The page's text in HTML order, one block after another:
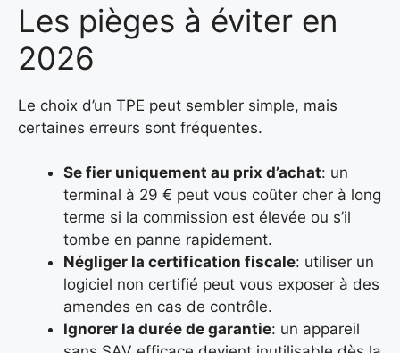
Les pièges à éviter en
2026
Le choix d’un TPE peut sembler simple, mais
certaines erreurs sont fréquentes.
Se fier uniquement au prix d’achat: un
terminal à 29 € peut vous coûter cher à long
terme si la commission est élevée ou s’il
tombe en panne rapidement.
Négliger la certification fiscale: utiliser un
logiciel non certifié peut vous exposer à des
amendes en cas de contrôle.
Ignorer la durée de garantie: un appareil